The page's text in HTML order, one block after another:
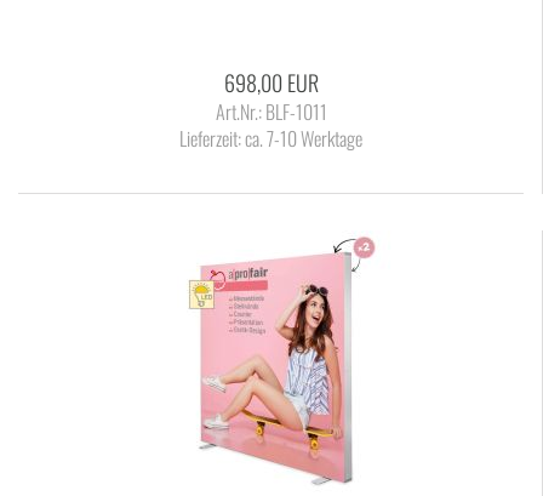
698,00 EUR
Art.Nr.: BLF-1011
Lieferzeit:ca. 7-10 Werktage